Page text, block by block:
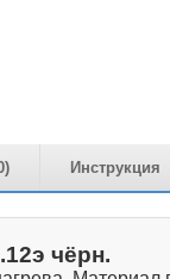
Инструкция
чёрн.